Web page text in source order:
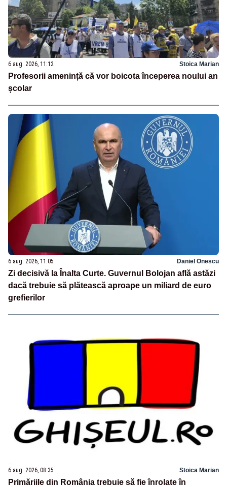
6 aug. 2026, 11:12 Stoica Marian
Profesorii amenință că vor boicota începerea noului an
școlar
6 aug. 2026, 11:05 Daniel Onescu
Zi decisivă la Înalta Curte. Guvernul Bolojan află astăzi
dacă trebuie să plătească aproape un miliard de euro
grefierilor
6 aug. 2026, 08:35 Stoica Marian
Primăriile din România trebuie să fie înrolate în